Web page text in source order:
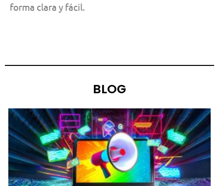
forma clara y fácil.
BLOG